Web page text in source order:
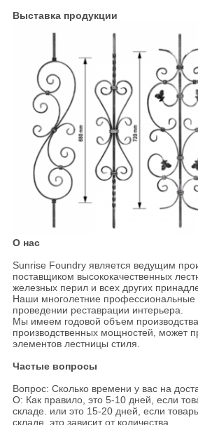
Выставка продукции
О нас
Sunrise Foundry является ведущим
поставщиком высококачественных
железных перил и всех других
Наши многолетние профессиональные
проведении реставрации интерьера.
Мы имеем годовой объем
производственных мощностей, может
элементов лестницы стиля.
Частые вопросы
Вопрос: Сколько времени у вас на
О: Как правило, это 5-10 дней, если
складе. или это 15-20 дней, если
складе, это зависит от количества.